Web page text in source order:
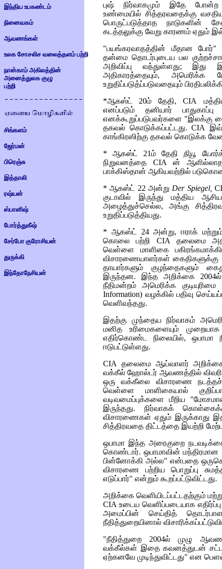
இந்திய உபகண்டம்
நினைவகம்
ஆவணங்கள்
உலக சோசலிச வலைத்தளம் பற்றி
நான்காம் அகிலத்தின்
அனைத்துலக குழு
பற்றி
சிங்களம்
ஜேர்மன்
பிரெஞ்சு
இத்தாலி
ரஷ்யன்
ஸ்பானிஷ்
போர்த்துகீஷ்
சேர்போ குரோசியன்
துருக்கி
இந்தோநேசியன்
புஷ் நிர்வாகமும் இதே போன்ற
உண்மையில் சித்தரவதைக்கு
பொருட்படுத்தாத
கடத்தலுக்கு வேறு காரணம் ஏதும்
"பயங்கரவாதத்தின் மீதான போர்"
தன்மை தொடர்புடைய பல
அறிவிப்பு வந்துள்ளது; இது
அதிகாரத்தையும், அமெரிக்க
உறுதிப்படுத்ப்படுவதையும்
*ஆகஸ்ட் 20ம் தேதி,CIA
எனப்படும் தனியார்
எனக்கூறுப்படுபவர்களை "இலக்கு
தகவல் கொடுக்கப்பட்டது.CIA
காங்கிரஸிற்கு தகவல் கொடுக்க
* ஆகஸ்ட் 21ம் தேதி நியூ
நிறுவனத்தை CIA
ன் ஆளில்லாத
பாக்கிஸ்தான் ஆகியவற்றில்
*ஆகஸ்ட் 22 அன்று Der Spiegel,
குடாவில் இருந்து மத்திய
அழைத்துச்செல்ல, அங்கு
உறுதிப்படுத்தியது.
* ஆகஸ்ட் 24 அன்று, ஈராக்
கொலை பற்றி CIA தலைமை
வெள்ளை மாளிகை
விசாரணையாளர்கள் கைதிகளுக்கு
தாயார்களும் குழந்தைகளும்
இருந்தன. இந்த அறிக்கை 2004ல்
நீதிமன்றம் அமெரிக்க
Information) வழக்கில் பதிவு
வெளிவந்தது.
இதற்கு முந்தைய நிர்வாகம்
மனித உரிமைகளையும்
எதிர்கொண்ட நிலையில், ஒபாமா
ஈடுபட்டுள்ளது.
CIA
தலைமை ஆய்வாளர்
வக்கீல் ஹோல்டர் ஆவணத்தில்
ஒரு வக்கீலை விசாரணை நடத்தச்
வெள்ளை மாளிகையால்
வடிவமைப்புக்களை மீறிய
இருந்தது. நிர்வாகக்
விசாரணைகள் ஏதும் இருக்காது
சித்திரவதை திட்டத்தை இயற்றி
ஒபாமா இந்த அரைகுறை
கொண்டார். ஒபாமாவின் மந்திரமான
பின்னோக்கி அல்ல" என்பதை
விசாரணை பற்றிய பொறுப்பு
எடுப்பார்" என்றும் கூறப்பட்டுவிட்டது.
அறிக்கை வெளியிடப்பட்டதற்கும்
CIAஉடைய வெளிப்படையாக
அமைப்பின் செய்தித்
நீதித்துறையினால்
"நீதித்துறை 2004ல் முழு
வக்கீல்கள் இதை கவனத்துடன் சட்டப்
ஏற்கனவே முடிந்துவிட்டது" என